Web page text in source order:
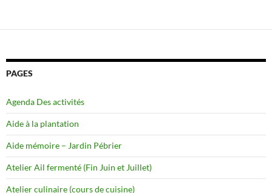
PAGES
Agenda Des activités
Aide à la plantation
Aide mémoire – Jardin Pébrier
Atelier Ail fermenté (Fin Juin et Juillet)
Atelier culinaire (cours de cuisine)